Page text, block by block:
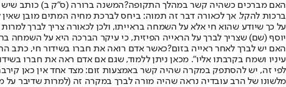
האם מברכים כשהיה קשר במהלך התקופה?המשנה ברורה (ס"ק ב) כותב שיש
ברכות להקל. אך לכאורה דבר זה תמוה: ביחס לברכת מחיה המתים מובן
על כך שיודע שהוא חי אלא על השמחה בראייתו, ולכן לכאורה צריך לברך
יוסף (שם) שצריך לברך על הראייה הפיזית, כי עיקר הברכה היא על השמחה
האם יש לברך לאחר ראייה בזום?כאשר אדם רואה את חברו בשידור חי, כתב
עיניו ושמח בקרבתו אליו". מכאן ניתן ללמוד, שגם אם אדם ראה את חברו
לפי זה, יש להסתפק במקרה שהיה קשר באמצעות זום: מצד אחד אין כאן
מלשונו של הרב עובדיה נראה שהיה מורה לברך במקרה זה (למרות שדיבר על